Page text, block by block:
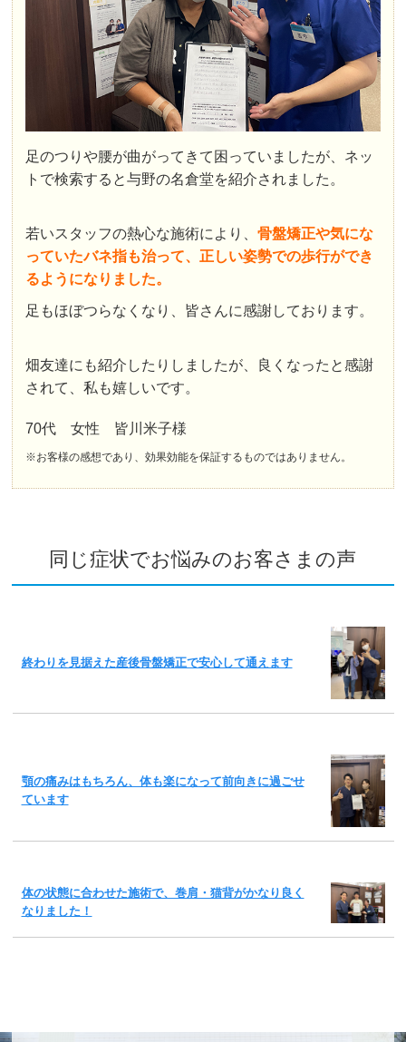
足のつりや腰が曲がってきて困っていましたが、ネッ
トで検索すると与野の名倉堂を紹介されました。
若いスタッフの熱心な施術により、骨盤矯正や気にな
っていたバネ指も治って、正しい姿勢での歩行ができ
るようになりました。
足もほぼつらなくなり、皆さんに感謝しております。
畑友達にも紹介したりしましたが、良くなったと感謝
されて、私も嬉しいです。
70代 女性 皆川米子様
※お客様の感想であり、効果効能を保証するものではありません。
同じ症状でお悩みのお客さまの声
終わりを見据えた産後骨盤矯正で安心して通えます
顎の痛みはもちろん、体も楽になって前向きに過ごせ
ています
体の状態に合わせた施術で、巻肩・猫背がかなり良く
なりました！